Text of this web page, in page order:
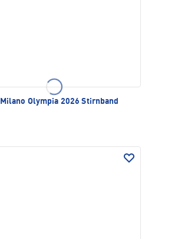
Milano Olympia 2026 Stirnband